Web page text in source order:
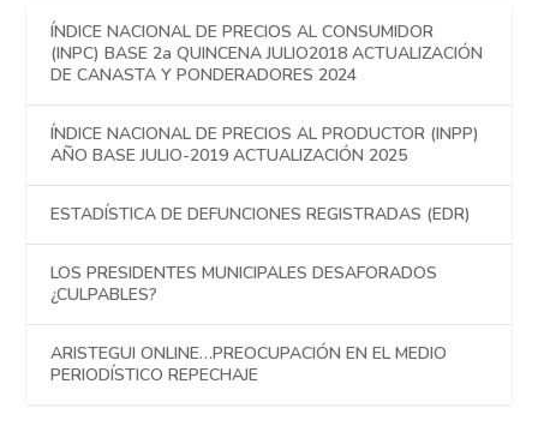
ÍNDICE NACIONAL DE PRECIOS AL CONSUMIDOR
(INPC) BASE 2a QUINCENA JULIO2018 ACTUALIZACIÓN
DE CANASTA Y PONDERADORES 2024
ÍNDICE NACIONAL DE PRECIOS AL PRODUCTOR (INPP)
AÑO BASE JULIO-2019 ACTUALIZACIÓN 2025
ESTADÍSTICA DE DEFUNCIONES REGISTRADAS (EDR)
LOS PRESIDENTES MUNICIPALES DESAFORADOS
¿CULPABLES?
ARISTEGUI ONLINE…PREOCUPACIÓN EN EL MEDIO
PERIODÍSTICO REPECHAJE